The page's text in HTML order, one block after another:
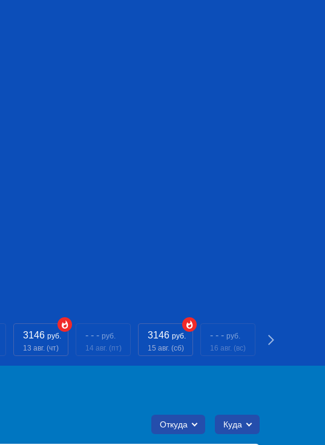
3146 руб.
13 авг. (чт)
- - - руб.
14 авг. (пт)
3146 руб.
15 авг. (сб)
- - - руб.
16 авг. (вс)
Откуда Куда